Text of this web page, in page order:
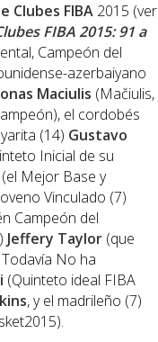
Clubes FIBA 2015 (ver
FIBA 2015: 91 a
Campeón del
azerbaiyano
Maciulis (Mačiulis,
el cordobés
(14) Gustavo
Inicial de su
(el Mejor Base y
Vinculado (7)
Campeón del
Jeffery Taylor (que
No ha
(Quinteto ideal FIBA
, y el madrileño (7)